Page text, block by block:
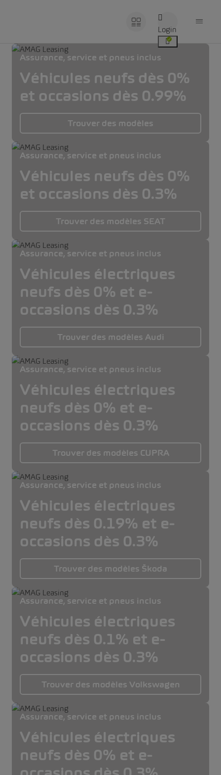
Login
Assurance, service et pneus inclus
Véhicules neufs dès 0%
et occasions dès 0.99%
Trouver des modèles
Assurance, service et pneus inclus
Véhicules neufs dès 0%
et occasions dès 0.3%
Trouver des modèles SEAT
Assurance, service et pneus inclus
Véhicules électriques
neufs dès 0% et e-
occasions dès 0.3%
Trouver des modèles Audi
Assurance, service et pneus inclus
Véhicules électriques
neufs dès 0% et e-
occasions dès 0.3%
Trouver des modèles CUPRA
Assurance, service et pneus inclus
Véhicules électriques
neufs dès 0.19% et e-
occasions dès 0.3%
Trouver des modèles Škoda
Assurance, service et pneus inclus
Véhicules électriques
neufs dès 0.1% et e-
occasions dès 0.3%
Trouver des modèles Volkswagen
Assurance, service et pneus inclus
Véhicules électriques
neufs dès 0% et e-